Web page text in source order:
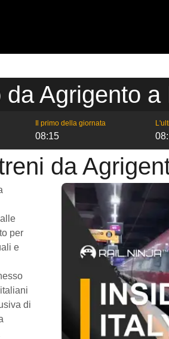
da Agrigento a
Il primo della giornata
08:15
da
per
e
di